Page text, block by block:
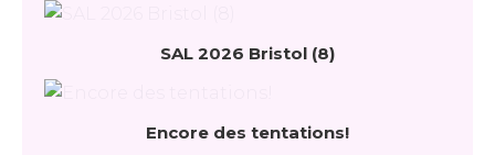
SAL 2026 Bristol (8)
Encore des tentations!